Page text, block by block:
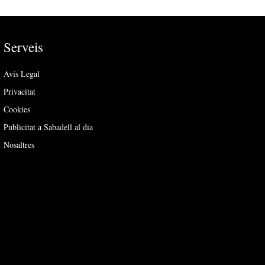
Serveis
Avís Legal
Privacitat
Cookies
Publicitat a Sabadell al dia
Nosaltres